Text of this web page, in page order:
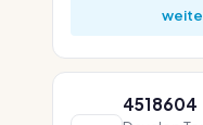
4518604